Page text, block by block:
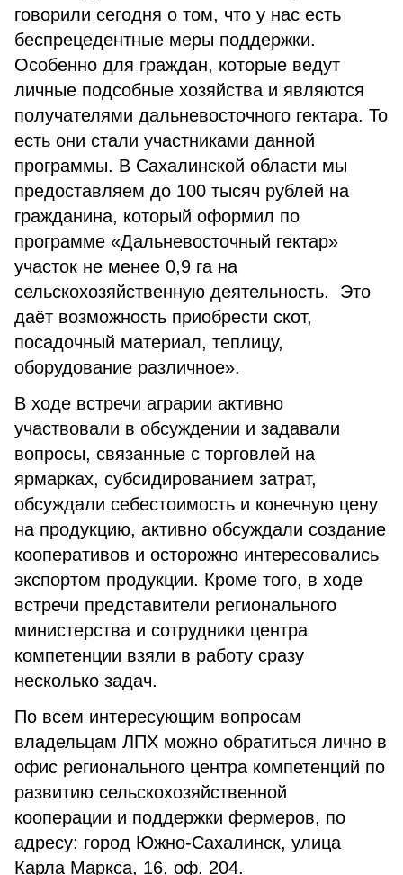
говорили сегодня о том, что у нас есть
беспрецедентные меры поддержки.
Особенно для граждан, которые ведут
личные подсобные хозяйства и являются
получателями дальневосточного гектара. То
есть они стали участниками данной
программы. В Сахалинской области мы
предоставляем до 100 тысяч рублей на
гражданина, который оформил по
программе «Дальневосточный гектар»
участок не менее 0,9 га на
сельскохозяйственную деятельность. Это
даёт возможность приобрести скот,
посадочный материал, теплицу,
оборудование различное».
В ходе встречи аграрии активно
участвовали в обсуждении и задавали
вопросы, связанные с торговлей на
ярмарках, субсидированием затрат,
обсуждали себестоимость и конечную цену
на продукцию, активно обсуждали создание
кооперативов и осторожно интересовались
экспортом продукции. Кроме того, в ходе
встречи представители регионального
министерства и сотрудники центра
компетенции взяли в работу сразу
несколько задач.
По всем интересующим вопросам
владельцам ЛПХ можно обратиться лично в
офис регионального центра компетенций по
развитию сельскохозяйственной
кооперации и поддержки фермеров, по
адресу: город Южно-Сахалинск, улица
Карла Маркса, 16, оф. 204.